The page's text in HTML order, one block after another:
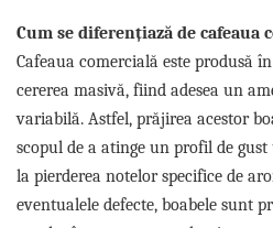
Portafiltre
Tamper
Altele
Cum se diferențiază de cafeaua
Cafeaua comercială este produsă
cererea masivă, fiind adesea un
variabilă. Astfel, prăjirea acestor
scopul de a atinge un profil de
la pierderea notelor specifice de
eventualele defecte, boabele sunt